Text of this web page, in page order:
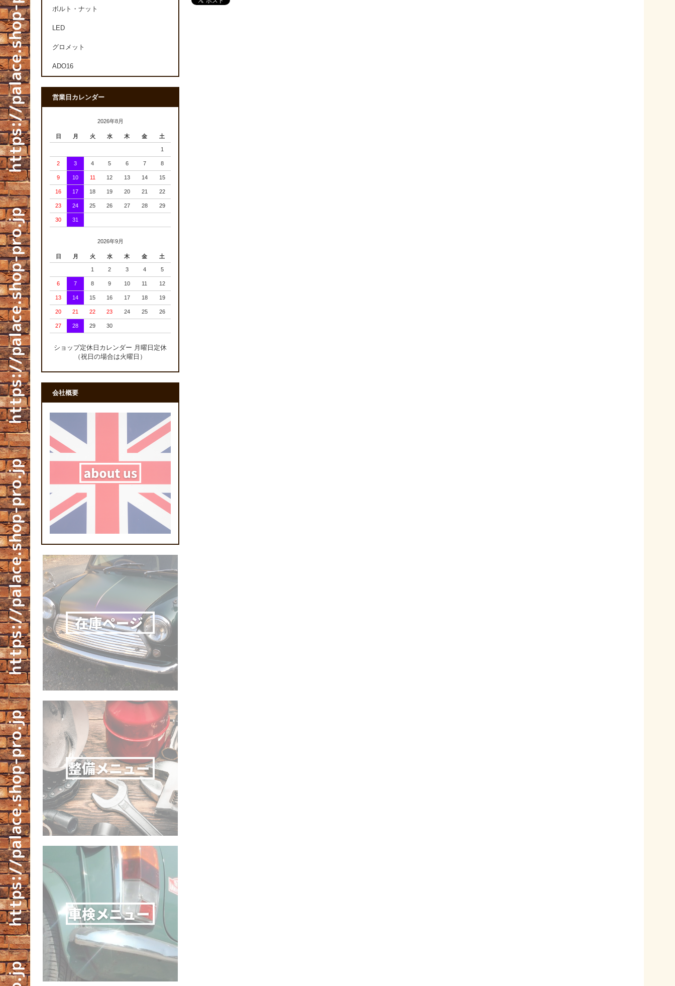
ボルト・ナット
LED
グロメット
ADO16
営業日カレンダー
2026年8月
日 月 火 水 木 金 土
1
2 3 4 5 6 7 8
9 10 11 12 13 14 15
16 17 18 19 20 21 22
23 24 25 26 27 28 29
30 31
2026年9月
日 月 火 水 木 金 土
1 2 3 4 5
6 7 8 9 10 11 12
13 14 15 16 17 18 19
20 21 22 23 24 25 26
27 28 29 30
ショップ定休日カレンダー 月曜日定休
（祝日の場合は火曜日）
会社概要